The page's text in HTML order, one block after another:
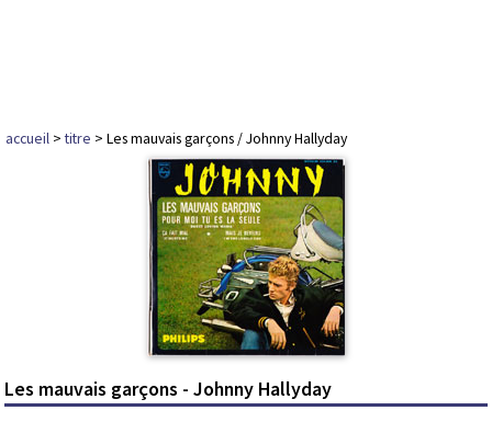
accueil >titre > Les mauvais garçons / Johnny Hallyday
Les mauvais garçons - Johnny Hallyday